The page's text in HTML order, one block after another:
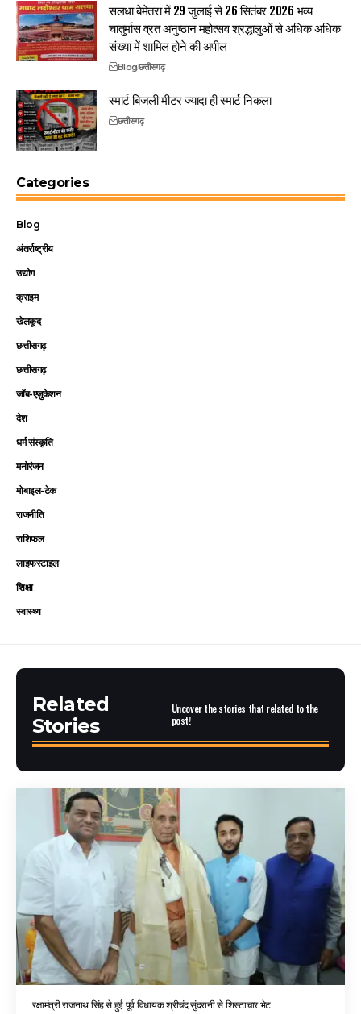
सलधा बेमेतरा में 29 जुलाई से 26 सितंबर 2026 भव्य
चातुर्मास व्रत अनुष्ठान महोत्सव श्रद्धालुओं से अधिक अधिक
संख्या में शामिल होने की अपील
Blogछत्तीसगढ़
स्मार्ट बिजली मीटर ज्यादा ही स्मार्ट निकला
छत्तीसगढ़
Categories
Blog
अंतर्राष्ट्रीय
उद्योग
क्राइम
खेलकूद
छत्तीसगढ़
छत्तीसगढ़
जॉब-एजुकेशन
देश
धर्म संस्कृति
मनोरंजन
मोबाइल-टेक
राजनीति
राशिफल
लाइफस्टाइल
शिक्षा
स्वास्थ्य
Related
Stories
Uncover the stories that related to the
post!
रक्षामंत्री राजनाथ सिंह से हुई पूर्व विधायक श्रीचंद सुंदरानी से शिस्टाचार भेट